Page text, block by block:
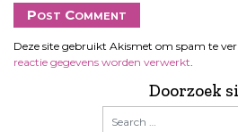
Deze site gebruikt Akismet om spam te
reactie gegevens worden verwerkt
Doorzoek